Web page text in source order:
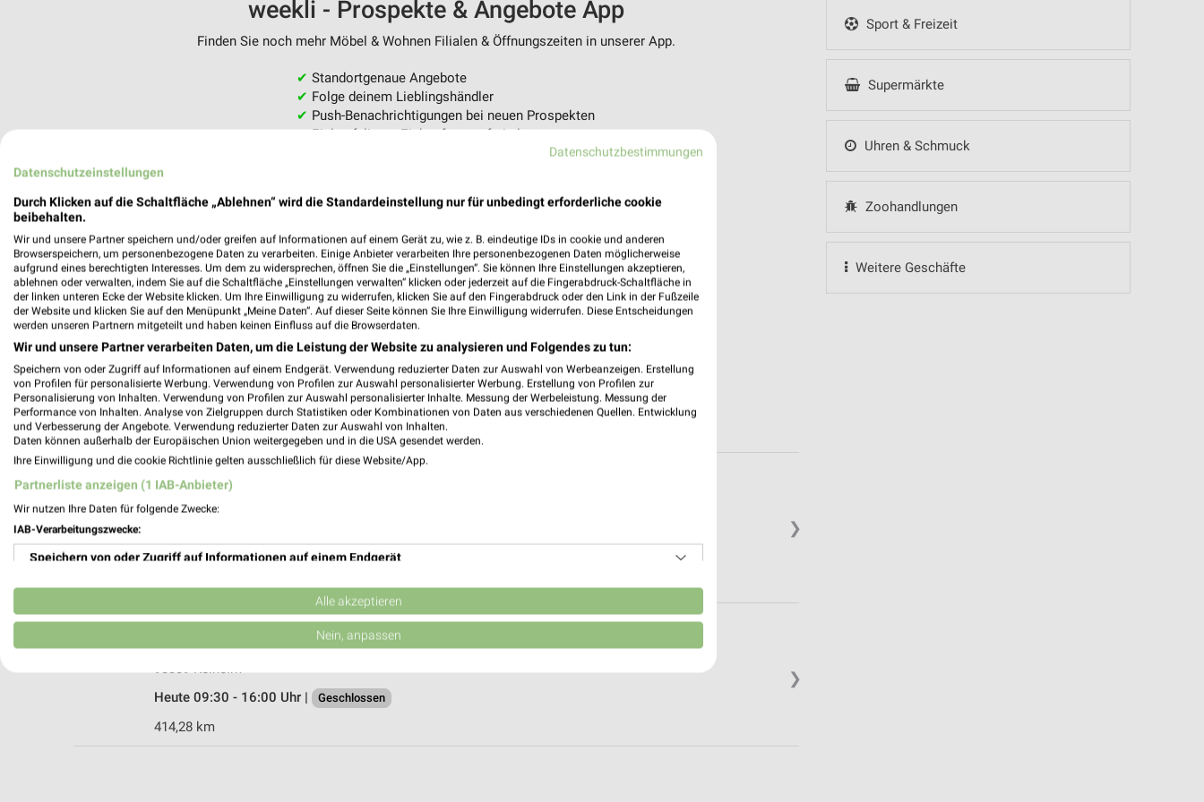
Sport & Freizeit
Supermärkte
Uhren & Schmuck
Zoohandlungen
Weitere Geschäfte
weekli - Prospekte & Angebote App
Finden Sie noch mehr Möbel & Wohnen Filialen & Öffnungszeiten in unserer App.
✔ Standortgenaue Angebote
✔ Folge deinem Lieblingshändler
✔ Push-Benachrichtigungen bei neuen Prospekten
✔Einkaufsliste - Einkauf stressfrei planen
❯
Brandl Einrichtung Kelheim
93309 Kelheim
Heute 09:00 - 16:00 Uhr | Geschlossen
❯
Matratzen Concord Kelheim
Schäfflerstraße 20
93309 Kelheim
Heute 09:30 - 16:00 Uhr |
Geschlossen
414,28 km
Datenschutzbestimmungen
Datenschutzeinstellungen
Durch Klicken auf die Schaltfläche „Ablehnen“ wird die Standardeinstellung nur für unbedingt erforderliche cookie
beibehalten.
Wir und unsere Partner speichern und/oder greifen auf Informationen auf einem Gerät zu, wie z. B. eindeutige IDs in cookie und anderen
Browserspeichern, um personenbezogene Daten zu verarbeiten. Einige Anbieter verarbeiten Ihre personenbezogenen Daten möglicherweise
aufgrund eines berechtigten Interesses. Um dem zu widersprechen, öffnen Sie die „Einstellungen“. Sie können Ihre Einstellungen akzeptieren,
ablehnen oder verwalten, indem Sie auf die Schaltfläche „Einstellungen verwalten“ klicken oder jederzeit auf die Fingerabdruck-Schaltfläche in
der linken unteren Ecke der Website klicken. Um Ihre Einwilligung zu widerrufen, klicken Sie auf den Fingerabdruck oder den Link in der Fußzeile
der Website und klicken Sie auf den Menüpunkt „Meine Daten“. Auf dieser Seite können Sie Ihre Einwilligung widerrufen. Diese Entscheidungen
werden unseren Partnern mitgeteilt und haben keinen Einfluss auf die Browserdaten.
Wir und unsere Partner verarbeiten Daten, um die Leistung der Website zu analysieren und Folgendes zu tun:
Speichern von oder Zugriff auf Informationen auf einem Endgerät. Verwendung reduzierter Daten zur Auswahl von Werbeanzeigen. Erstellung
von Profilen für personalisierte Werbung. Verwendung von Profilen zur Auswahl personalisierter Werbung. Erstellung von Profilen zur
Personalisierung von Inhalten. Verwendung von Profilen zur Auswahl personalisierter Inhalte. Messung der Werbeleistung. Messung der
Performance von Inhalten. Analyse von Zielgruppen durch Statistiken oder Kombinationen von Daten aus verschiedenen Quellen. Entwicklung
und Verbesserung der Angebote. Verwendung reduzierter Daten zur Auswahl von Inhalten.
Daten können außerhalb der Europäischen Union weitergegeben und in die USA gesendet werden.
Ihre Einwilligung und die cookie Richtlinie gelten ausschließlich für diese Website/App.
Partnerliste anzeigen (1 IAB-Anbieter)
Wir nutzen Ihre Daten für folgende Zwecke:
IAB-Verarbeitungszwecke:
Speichern von oder Zugriff auf Informationen auf einem Endgerät
Verwendung reduzierter Daten zur Auswahl von Werbeanzeigen
Erstellung von Profilen für personalisierte Werbung
Erstellung von Profilen zur Personalisierung von Inhalten
Alle akzeptieren
Nein, anpassen